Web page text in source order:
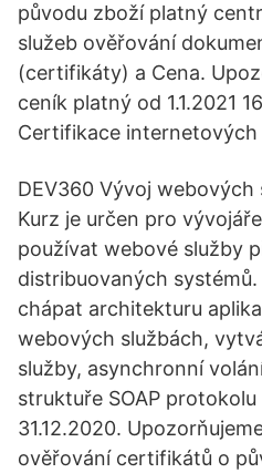
původu zboží platný
služeb ověřování
(certifikáty) a Cena.
ceník platný od 1.1.2021
Certifikace internetových
DEV360 Vývoj webových
Kurz je určen pro
používat webové služby
distribuovaných
chápat architekturu
webových službách,
služby, asynchronní
struktuře SOAP
31.12.2020.
ověřování certifikátů o